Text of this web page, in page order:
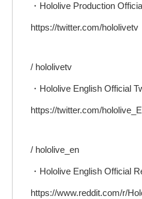
・Hololive Production
https://twitter.com/hololivetv
/ hololivetv
・Hololive English Official
https://twitter.com/
/ hololive_en
・Hololive English Official
https://www.reddit.com/r/